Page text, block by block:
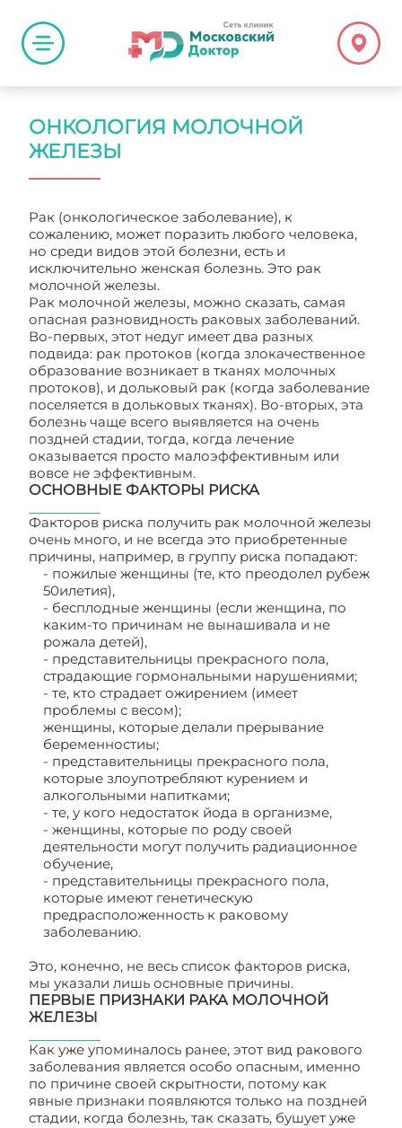
ОНКОЛОГИЯ МОЛОЧНОЙ
ЖЕЛЕЗЫ
Рак (онкологическое заболевание), к
сожалению, может поразить любого человека,
но среди видов этой болезни, есть и
исключительно женская болезнь. Это рак
молочной железы.
Рак молочной железы, можно сказать, самая
опасная разновидность раковых заболеваний.
Во-первых, этот недуг имеет два разных
подвида: рак протоков (когда злокачественное
образование возникает в тканях молочных
протоков), и дольковый рак (когда заболевание
поселяется в дольковых тканях). Во-вторых, эта
болезнь чаще всего выявляется на очень
поздней стадии, тогда, когда лечение
оказывается просто малоэффективным или
вовсе не эффективным.
ОСНОВНЫЕ ФАКТОРЫ РИСКА
Факторов риска получить рак молочной железы
очень много, и не всегда это приобретенные
причины, например, в группу риска попадают:
- пожилые женщины (те, кто преодолел рубеж
50илетия),
- бесплодные женщины (если женщина, по
каким-то причинам не вынашивала и не
рожала детей),
- представительницы прекрасного пола,
страдающие гормональными нарушениями;
- те, кто страдает ожирением (имеет
проблемы с весом);
женщины, которые делали прерывание
беременностиы;
- представительницы прекрасного пола,
которые злоупотребляют курением и
алкогольными напитками;
- те, у кого недостаток йода в организме,
- женщины, которые по роду своей
деятельности могут получить радиационное
обучение,
- представительницы прекрасного пола,
которые имеют генетическую
предрасположенность к раковому
заболеванию.
Это, конечно, не весь список факторов риска,
мы указали лишь основные причины.
ПЕРВЫЕ ПРИЗНАКИ РАКА МОЛОЧНОЙ
ЖЕЛЕЗЫ
Как уже упоминалось ранее, этот вид ракового
заболевания является особо опасным, именно
по причине своей скрытности, потому как
явные признаки появляются только на поздней
стадии, когда болезнь, так сказать, бушует уже